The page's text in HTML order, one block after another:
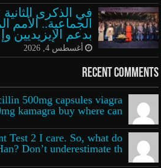
في الذكرى
الجماعية.. الأمم
بدعم الإيزيديين
أغسطس 4, 2026
Recent Comments
500mg capsules viagra
kamagra buy where can...
Test 2 I care. So, what do
Don’t underestimate th...